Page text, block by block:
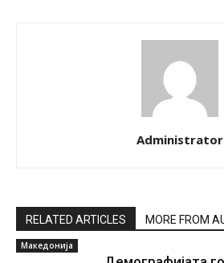
Administrator
RELATED ARTICLES MORE FROM
Македонија